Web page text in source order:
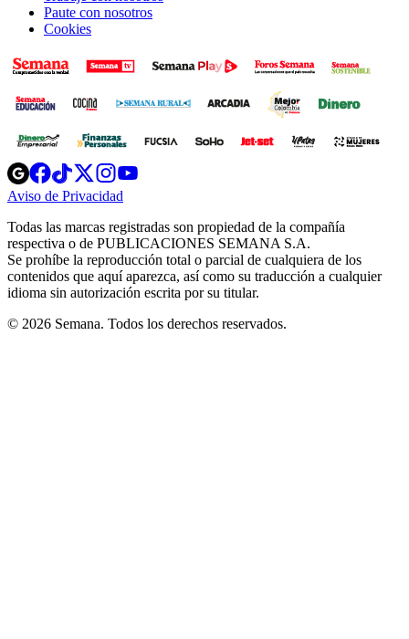
Paute con nosotros
Cookies
Opens
in
new
Opens
in
new
Opens
in
new
window
Opens
new
windowwindow
Aviso de Privacidad
new
window
Todas las marcas registradas son propiedad de la compañía
respectiva o de PUBLICACIONES SEMANA S.A.
Se prohíbe la reproducción total o parcial de cualquiera de los
contenidos que aquí aparezca, así como su traducción a cualquier
idioma sin autorización escrita por su titular.
© 2026 Semana. Todos los derechos reservados.